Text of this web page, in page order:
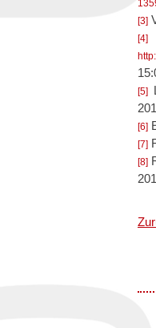
[3]
[4]
[5]
[6]
[7]
[8]